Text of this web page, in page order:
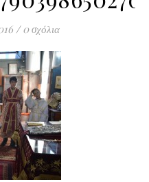
/ 0 σχόλια